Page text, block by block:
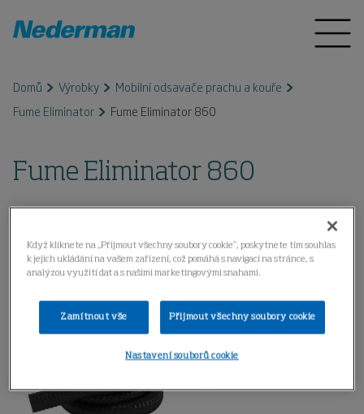
Domů Výrobky
Mobilní odsavače prachu a kouře
Fume Eliminator
Fume Eliminator 860
Fume Eliminator 860
Když kliknete na „Přijmout všechny soubory cookie“, poskytnete tím souhlas
k jejich ukládání na vašem zařízení, což pomáhá s navigací na stránce, s
analýzou využití dat a s našimi marketingovými snahami.
Zamítnout vše Přijmout všechny soubory cookie
Nastavení souborů cookie